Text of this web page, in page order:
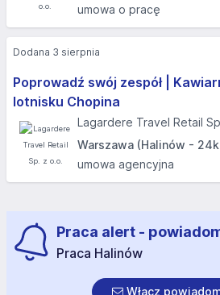
umowa o pracę
Poprowadź swój zespół |
lotnisku Chopina
Lagardere Travel Retail
Warszawa (Halinów -
umowa agencyjna
Dodana 3 sierpnia
Praca alert -
Praca Halinów
Włącz